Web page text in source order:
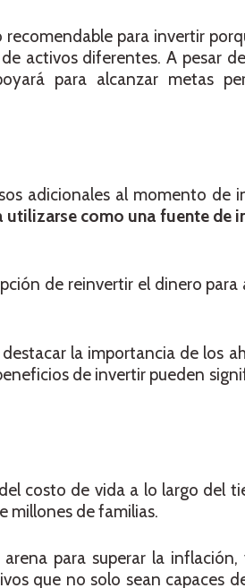
para invertir
activos diferentes. A pesar
para alcanzar metas
adicionales al momento de
utilizarse como una fuente de
de reinvertir el dinero
la importancia de los
de invertir pueden
costo de vida a lo largo del
millones de familias.
para superar la
que no solo sean capaces